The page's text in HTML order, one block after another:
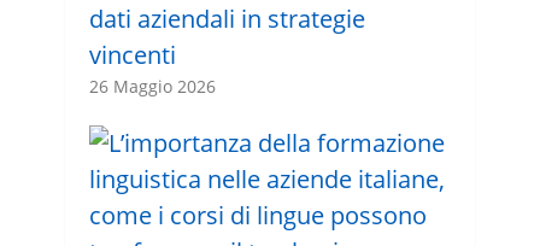
dati aziendali in strategie
vincenti
26 Maggio 2026